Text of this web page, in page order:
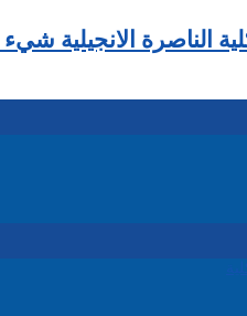
الناصرة الانجيلية